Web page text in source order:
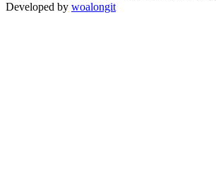
Developed by woalongit